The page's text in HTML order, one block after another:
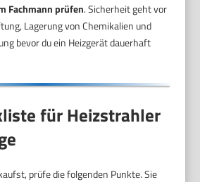
Fachmann prüfen. Sicherheit geht vor
Lagerung von Chemikalien und
bevor du ein Heizgerät dauerhaft
für Heizstrahler
prüfe die folgenden Punkte. Sie